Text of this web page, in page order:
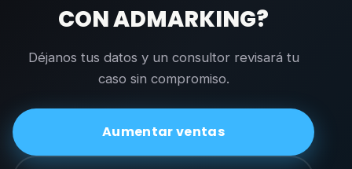
CON ADMARKING?
Déjanos tus datos y un consultor revisará tu
caso sin compromiso.
Aumentar ventas